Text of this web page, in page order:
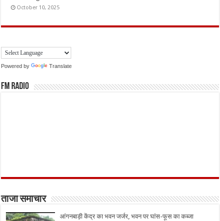
October 10, 2025
Powered by Translate
FM Radio
ताजा समाचार
आंगनबाड़ी केंद्र का भवन जर्जर, भवन पर घांस-फूस का कब्जा